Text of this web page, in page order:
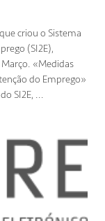
criou o Sistema
(SI2E),
«Medidas
do Emprego»
SI2E, ...